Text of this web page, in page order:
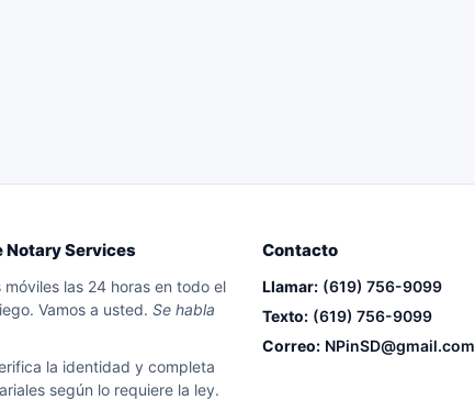
Services
móviles las 24 horas en todo el
Vamos a usted. Se habla
la identidad y completa
según lo requiere la ley.
Contacto
Llamar: (619) 756-9099
Texto: (619) 756-9099
Correo: NPinSD@gmail.com